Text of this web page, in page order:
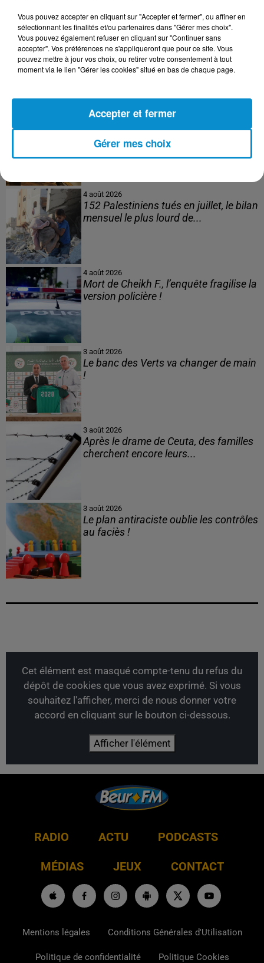
jeunes générations pourront reprendre et méditer.
5 août 2026
Maroc et la Tunisie...
4 août 2026
152 Palestiniens tués en juillet, le bilan
mensuel le plus lourd de...
4 août 2026
Mort de Cheikh F., l’enquête fragilise la
version policière !
3 août 2026
Le banc des Verts va changer de main
!
3 août 2026
Après le drame de Ceuta, des familles
cherchent encore leurs...
3 août 2026
Le plan antiraciste oublie les contrôles
au faciès !
Cet élément est masqué compte-tenu du refus du
dépôt de cookies que vous avez exprimé. Si vous
souhaitez l'afficher, merci de nous donner votre
accord en cliquant sur le bouton ci-dessous.
Afficher l'élément
RADIO ACTU PODCASTS
MÉDIAS JEUX CONTACT
Mentions légales Conditions Générales d'Utilisation
Politique de confidentialité Politique Cookies
Vous pouvez accepter en cliquant sur "Accepter et fermer", ou affiner en
sélectionnant les finalités et/ou partenaires dans "Gérer mes choix".
Vous pouvez également refuser en cliquant sur "Continuer sans
accepter". Vos préférences ne s'appliqueront que pour ce site. Vous
pouvez mettre à jour vos choix, ou retirer votre consentement à tout
moment via le lien "Gérer les cookies" situé en bas de chaque page.
Gérer mes choix
Accepter et fermer